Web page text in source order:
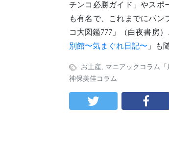
チンコ必勝ガイド」やスポ
も有名で、これまでにパ
コ大図鑑777」（白夜書房
別館〜気まぐれ日記〜 」も
お土産, マニアックコラム「
神保美佳コラム